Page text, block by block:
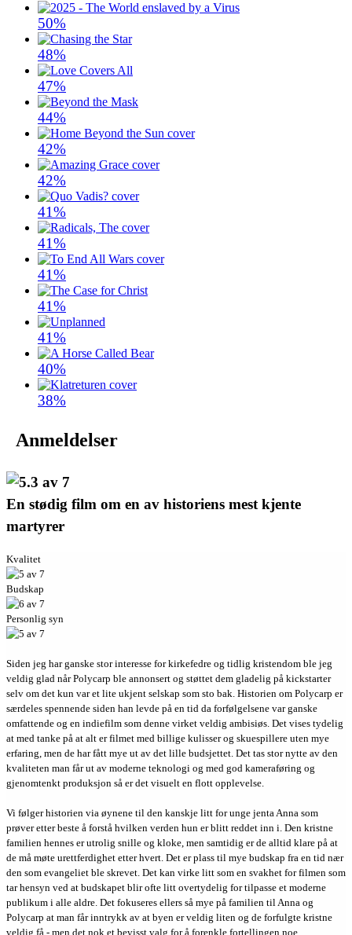
50%
48%
47%
44%
42%
42%
41%
41%
41%
41%
41%
40%
38%
Anmeldelser
En stødig film om en av historiens mest kjente
martyrer
Kvalitet
Budskap
Personlig syn
Siden jeg har ganske stor interesse for kirkefedre og tidlig kristendom ble jeg
veldig glad når Polycarp ble annonsert og støttet dem gladelig på kickstarter
selv om det kun var et lite ukjent selskap som sto bak. Historien om Polycarp er
særdeles spennende siden han levde på en tid da forfølgelsene var ganske
omfattende og en indiefilm som denne virket veldig ambisiøs. Det vises tydelig
at med tanke på at alt er filmet med billige kulisser og skuespillere uten mye
erfaring, men de har fått mye ut av det lille budsjettet. Det tas stor nytte av den
kvaliteten man får ut av moderne teknologi og med god kameraføring og
gjenomtenkt produksjon så er det visuelt en flott opplevelse.
Vi følger historien via øynene til den kanskje litt for unge jenta Anna som
prøver etter beste å forstå hvilken verden hun er blitt reddet inn i. Den kristne
familien hennes er utrolig snille og kloke, men samtidig er de alltid klare på at
de må møte urettferdighet etter hvert. Det er plass til mye budskap fra en tid nær
den som evangeliet ble skrevet. Det kan virke litt som en svakhet for filmen som
tar hensyn ved at budskapet blir ofte litt overtydelig for tilpasse et moderne
publikum i alle aldre. Det fokuseres ellers så mye på familien til Anna og
Polycarp at man får inntrykk av at byen er veldig liten og de forfulgte kristne
veldig få - men det nok et bevisst valg for å forenkle fortellingen noe.